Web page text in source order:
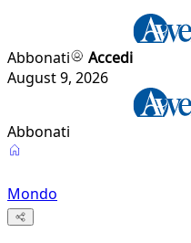
Abbonati
Accedi
August 9, 2026
Abbonati
Mondo